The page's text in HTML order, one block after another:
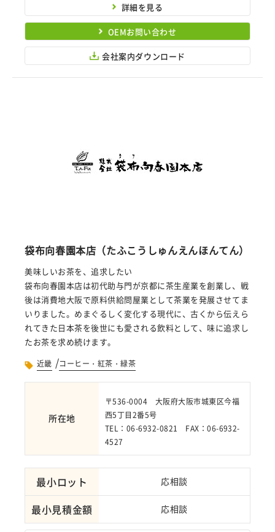
詳細を見る
OEMお問い合わせ
会社案内ダウンロード
袋布向春園本店（たふこうしゅんえんほんてん）
美味しいお茶を、追求したい
袋布向春園本店は初代助与門が京都に茶生産業を創業し、戦
後は消費地大阪で原料供給問屋業として茶業を発展させてま
いりました。めまぐるしく変化する現代に、古くから伝えら
れてきた日本茶を後世にも愛される飲料として、味に追求し
たお茶を求め続けます。
近畿 /コーヒー・紅茶・緑茶
所在地
〒536-0004 大阪府大阪市城東区今福
西5丁目2番5号
TEL：06-6932-0821 FAX：06-6932-
4527
最小ロット 応相談
最小見積金額 応相談